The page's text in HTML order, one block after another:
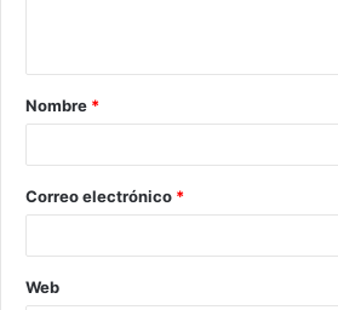
Nombre *
Correo electrónico *
Web